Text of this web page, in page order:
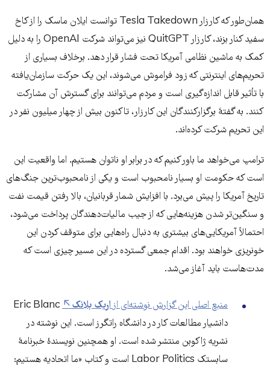
همان‌طور که کارزار Tesla Takedown توانست ایلان ماسک را از کاخ
سفید کنار بزند، کارزار QuitGPT نیز می‌تواند شرکت OpenAI را به دلیل
کمک به ماشین نظامی آمریکا تحت فشار قرار دهد. برخلاف بسیاری از
تحریم‌های اینترنتی که زود فراموش می‌شوند، این یک حرکت سازمان‌یافته
با تأثیر قابل اندازه‌گیری است و مردم می‌توانند برای گسترش آن مشارکت
کنند. به گفتهٔ برگزارکنندگان این کارزار، تاکنون بیش از چهار میلیون نفر در
این تحریم شرکت کرده‌اند.
ترامپ می‌خواهد ما باور کنیم که در برابر او ناتوان هستیم. اما واقعیت این
است که حکومت او بسیار نامحبوب است و یکی از نامحبوب‌ترین جنگ‌های
تاریخ آمریکا را پیش می‌برد. با افزایش شمار قربانیان، بالا رفتن قیمت نفت
و سنگین‌تر شدن هزینه‌هایی که از جیب مالیات‌دهندگان پرداخت می‌شود،
احتمالاً آمریکایی‌های بیشتری به دنبال راه‌هایی برای متوقف کردن این
خونریزی خواهند بود. اقدام جمعی گسترده در این مسیر چیزی است که
مدت‌هاست باید آغاز می‌شد.
منبع اصلی این گزارش نوشته‌ای ازاریک بلانک
Eric Blanc
دانشیار مطالعات کار در دانشگاه راتگرز است. این نوشته در
نشریه ژاکوبن منتشر شده است. او همچنین نویسندهٔ خبرنامهٔ
سابستک Labor Politics است و کتاب «ما اتحادیه هستیم: